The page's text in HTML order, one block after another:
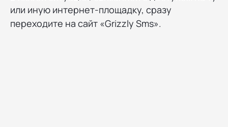
или иную интернет-площадку, сразу
переходите на сайт «Grizzly Sms».